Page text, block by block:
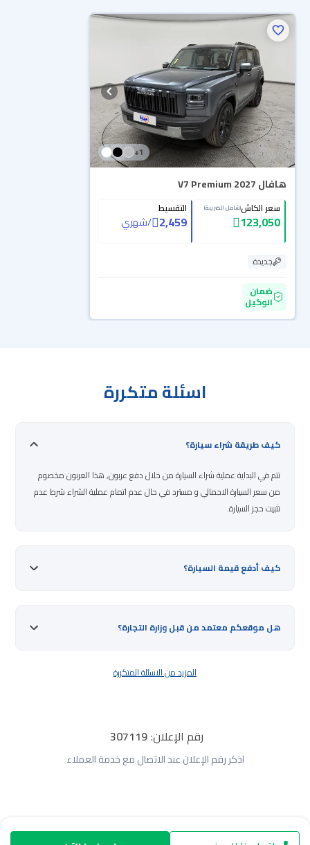
1
+
هافال V7 Premium 2027
سعر الكاش(شامل الضريبة)
123,050
التقسيط
2,459
/شهري
جديدة
ضمان
الوكيل
اسئلة متكررة
كيف طريقة شراء سيارة؟
تتم في البداية عملية شراء السيارة من خلال دفع عربون, هذا العربون مخصوم
من سعر السيارة الاجمالي و مسترد في حال عدم اتمام عملية الشراء شرط عدم
تثبيت حجز السيارة.
كيف أدفع قيمة السيارة؟
هل موقعكم معتمد من قبل وزارة التجارة؟
المزيد من الاسئلة المتكررة
رقم الإعلان:307119
اذكر رقم الإعلان عند الاتصال مع خدمة العملاء